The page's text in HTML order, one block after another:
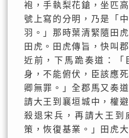
袍，手執梨花鎗，坐匹
號上寫的分明，乃是「
羽。」那時葉清緊隨田
田虎。田虎傳旨，快叫
近前，下馬跪奏道：「
身，不能俯伏，臣該應
卿無罪。」全郡馬又奏
請大王到襄垣城中，權
殺退宋兵，再請大王到
策，恢復基業。」田虎